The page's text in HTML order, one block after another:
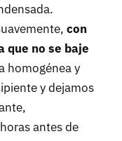
con
que no se baje
homogénea y
y dejamos
antes de